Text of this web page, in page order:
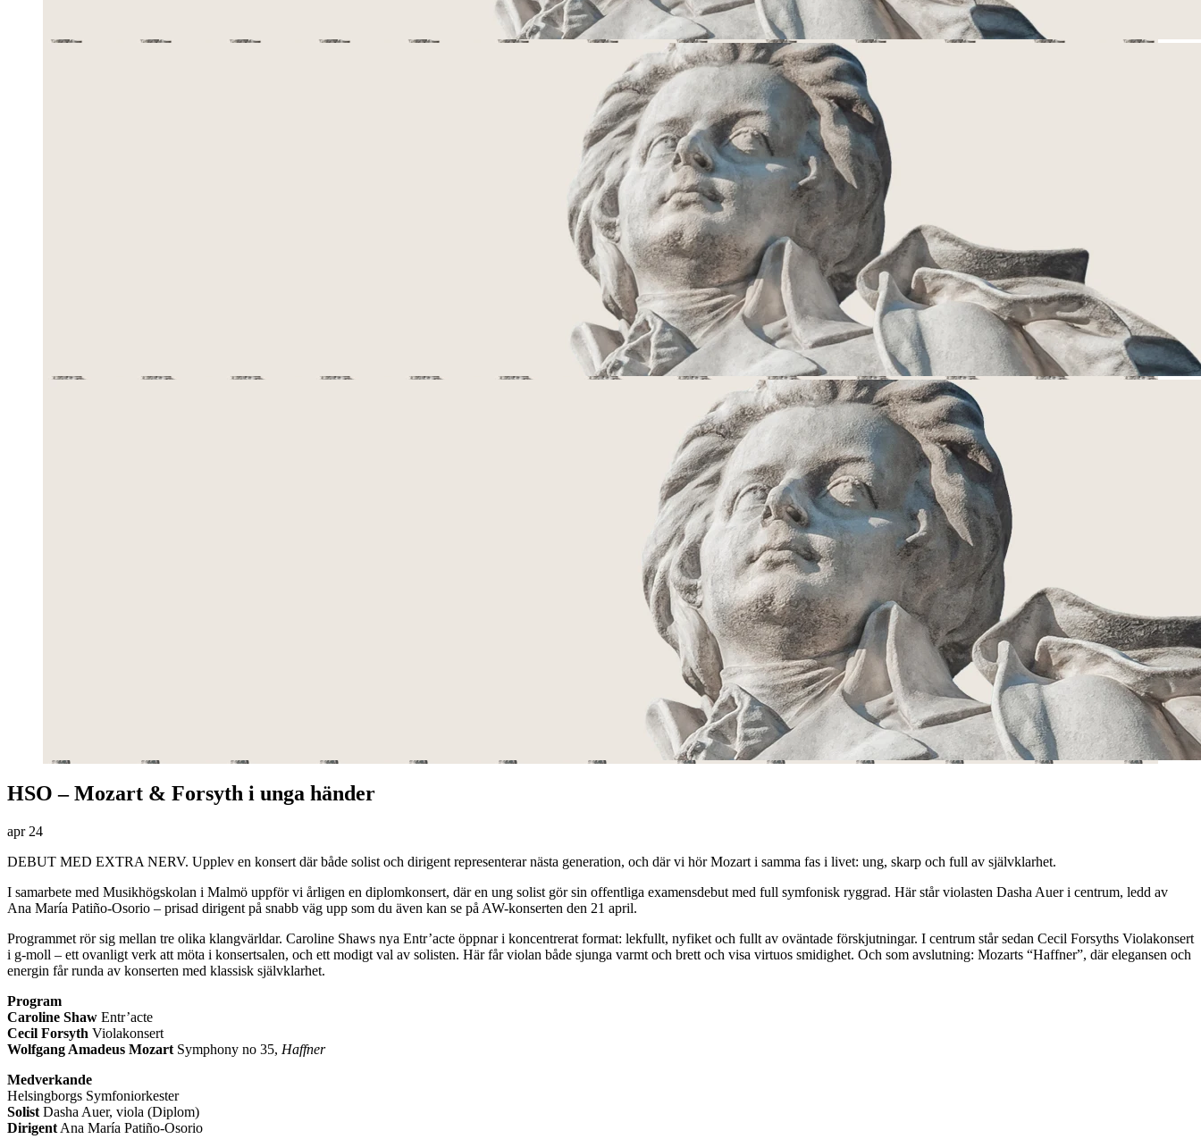
HSO – Mozart & Forsyth i unga händer
apr 24
DEBUT MED EXTRA NERV. Upplev en konsert där både solist och dirigent representerar nästa generation, och där vi hör Mozart i samma fas i livet: ung, skarp och full av självklarhet.
I samarbete med Musikhögskolan i Malmö uppför vi årligen en diplomkonsert, där en ung solist gör sin offentliga examensdebut med full symfonisk ryggrad. Här står violasten Dasha Auer i centrum, ledd av
Ana María Patiño-Osorio – prisad dirigent på snabb väg upp som du även kan se på AW-konserten den 21 april.
Programmet rör sig mellan tre olika klangvärldar. Caroline Shaws nya Entr’acte öppnar i koncentrerat format: lekfullt, nyfiket och fullt av oväntade förskjutningar. I centrum står sedan Cecil Forsyths Violakonsert
i g-moll – ett ovanligt verk att möta i konsertsalen, och ett modigt val av solisten. Här får violan både sjunga varmt och brett och visa virtuos smidighet. Och som avslutning: Mozarts “Haffner”, där elegansen och
energin får runda av konserten med klassisk självklarhet.
Program
Caroline Shaw Entr’acte
Cecil Forsyth Violakonsert
Wolfgang Amadeus Mozart Symphony no 35, Haffner
Medverkande
Helsingborgs Symfoniorkester
Solist Dasha Auer, viola (Diplom)
Dirigent Ana María Patiño-Osorio